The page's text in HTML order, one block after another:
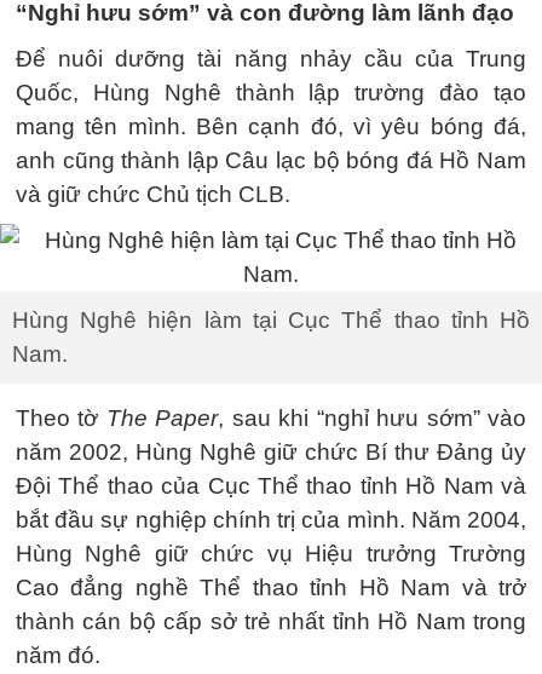
“Nghỉ hưu sớm” và con đường làm lãnh đạo
Để nuôi dưỡng tài năng nhảy cầu của Trung
Quốc, Hùng Nghê thành lập trường đào tạo
mang tên mình. Bên cạnh đó, vì yêu bóng đá,
anh cũng thành lập Câu lạc bộ bóng đá Hồ Nam
và giữ chức Chủ tịch CLB.
Hùng Nghê hiện làm tại Cục Thể thao tỉnh Hồ
Nam.
Theo tờ The Paper, sau khi “nghỉ hưu sớm” vào
năm 2002, Hùng Nghê giữ chức Bí thư Đảng ủy
Đội Thể thao của Cục Thể thao tỉnh Hồ Nam và
bắt đầu sự nghiệp chính trị của mình. Năm 2004,
Hùng Nghê giữ chức vụ Hiệu trưởng Trường
Cao đẳng nghề Thể thao tỉnh Hồ Nam và trở
thành cán bộ cấp sở trẻ nhất tỉnh Hồ Nam trong
năm đó.